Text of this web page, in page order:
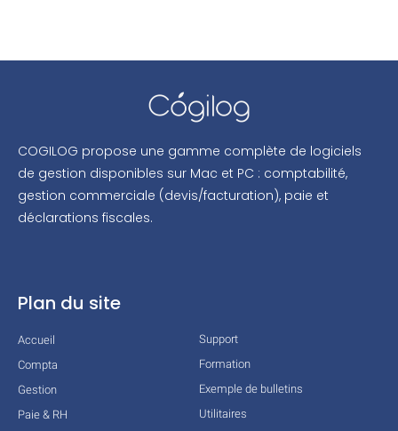
COGILOG propose une gamme complète de logiciels
de gestion disponibles sur Mac et PC : comptabilité,
gestion commerciale (devis/facturation), paie et
déclarations fiscales.
Plan du site
Accueil
Compta
Gestion
Paie & RH
Support
Formation
Exemple de bulletins
Utilitaires